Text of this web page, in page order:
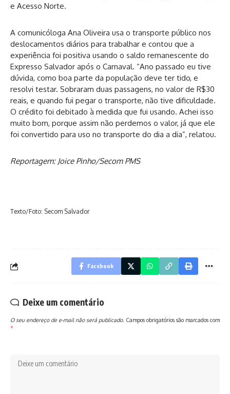
e Acesso Norte.
A comunicóloga Ana Oliveira usa o transporte público nos
deslocamentos diários para trabalhar e contou que a
experiência foi positiva usando o saldo remanescente do
Expresso Salvador após o Carnaval. “Ano passado eu tive
dúvida, como boa parte da população deve ter tido, e
resolvi testar. Sobraram duas passagens, no valor de R$30
reais, e quando fui pegar o transporte, não tive dificuldade.
O crédito foi debitado à medida que fui usando. Achei isso
muito bom, porque assim não perdemos o valor, já que ele
foi convertido para uso no transporte do dia a dia”, relatou.
Reportagem: Joice Pinho/Secom PMS
Texto/Foto: Secom Salvador
Facebook
Deixe um comentário
O seu endereço de e-mail não será publicado. Campos obrigatórios são marcados com
*